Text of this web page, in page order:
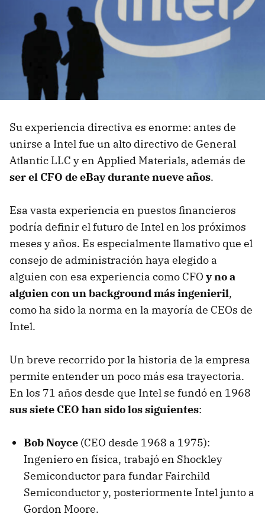
Su experiencia directiva es enorme: antes de
unirse a Intel fue un alto directivo de General
Atlantic LLC y en Applied Materials, además de
ser el CFO de eBay durante nueve años.
Esa vasta experiencia en puestos financieros
podría definir el futuro de Intel en los próximos
meses y años. Es especialmente llamativo que el
consejo de administración haya elegido a
alguien con esa experiencia como CFO y no a
alguien con un background más ingenieril,
como ha sido la norma en la mayoría de CEOs de
Intel.
Un breve recorrido por la historia de la empresa
permite entender un poco más esa trayectoria.
En los 71 años desde que Intel se fundó en 1968
sus siete CEO han sido los siguientes:
Bob Noyce (CEO desde 1968 a 1975):
Ingeniero en física, trabajó en Shockley
Semiconductor para fundar Fairchild
Semiconductor y, posteriormente Intel junto a
Gordon Moore.